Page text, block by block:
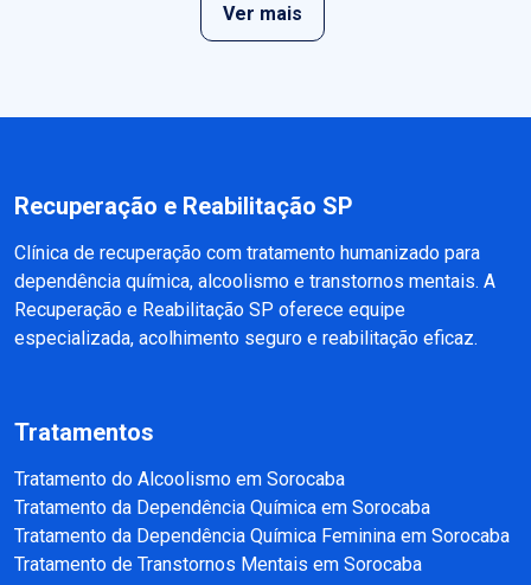
Ver mais
Recuperação e Reabilitação SP
Clínica de recuperação com tratamento humanizado para
dependência química, alcoolismo e transtornos mentais. A
Recuperação e Reabilitação SP oferece equipe
especializada, acolhimento seguro e reabilitação eficaz.
Tratamentos
Tratamento do Alcoolismo em Sorocaba
Tratamento da Dependência Química em Sorocaba
Tratamento da Dependência Química Feminina em Sorocaba
Tratamento de Transtornos Mentais em Sorocaba